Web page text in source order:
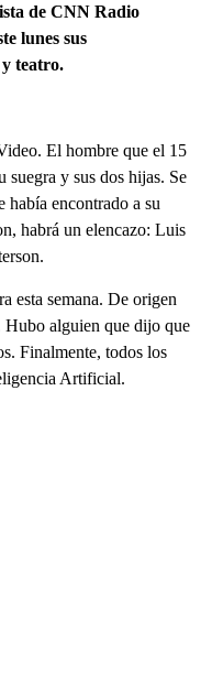
de CNN Radio
lunes sus
y teatro.
El hombre que el 15
suegra y sus dos hijas. Se
encontrado a su
habrá un elencazo: Luis
semana. De origen
Hubo alguien que dijo que
Finalmente, todos los
Artificial.